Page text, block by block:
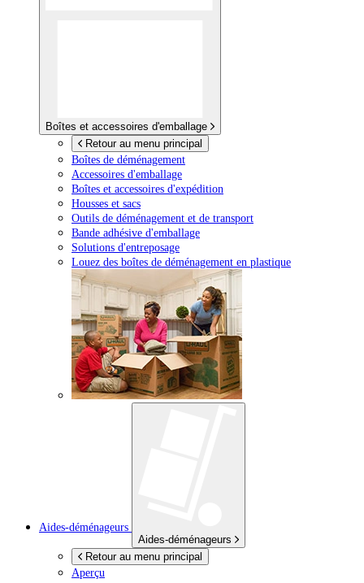
Boîtes et accessoires d'emballage
Retour au menu principal
Boîtes de déménagement
Accessoires d'emballage
Boîtes et accessoires d'expédition
Housses et sacs
Outils de déménagement et de transport
Bande adhésive d'emballage
Solutions d'entreposage
Louez des boîtes de déménagement en plastique
Aides-déménageurs
Aides-déménageurs
Retour au menu principal
Aperçu